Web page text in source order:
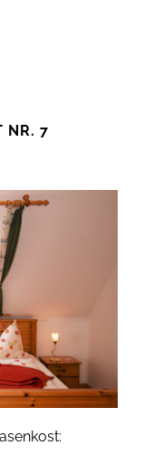
NR. 7